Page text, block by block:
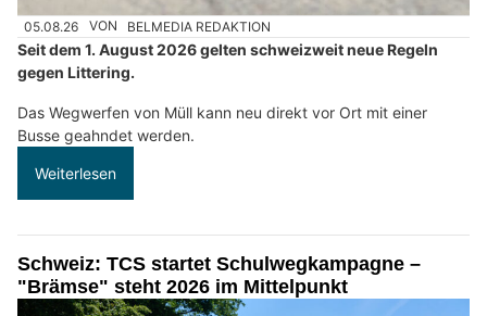
05.08.26 VON BELMEDIA REDAKTION
Seit dem 1. August 2026 gelten schweizweit neue Regeln
gegen Littering.
Das Wegwerfen von Müll kann neu direkt vor Ort mit einer
Busse geahndet werden.
Weiterlesen
Schweiz: TCS startet Schulwegkampagne –
"Brämse" steht 2026 im Mittelpunkt